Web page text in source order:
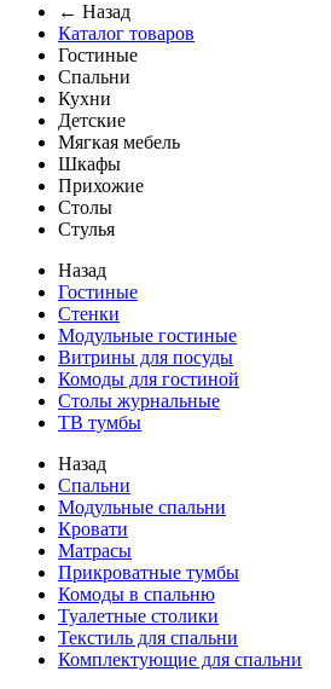
← Назад
Каталог товаров
Гостиные
Спальни
Кухни
Детские
Мягкая мебель
Шкафы
Прихожие
Столы
Стулья
Назад
Гостиные
Стенки
Модульные гостиные
Витрины для посуды
Комоды для гостиной
Столы журнальные
ТВ тумбы
Назад
Спальни
Модульные спальни
Кровати
Матрасы
Прикроватные тумбы
Комоды в спальню
Туалетные столики
Текстиль для спальни
Комплектующие для спальни